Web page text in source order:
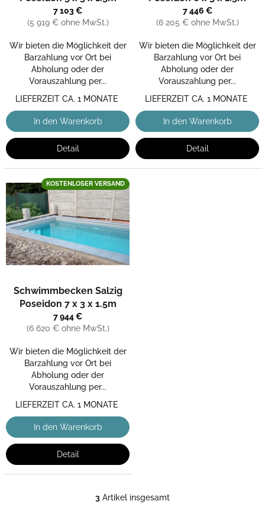
ist
4,7
5
Sternen.
7 103 €
(5 919 € ohne MwSt.)
Wir bieten die Möglichkeit der
Barzahlung vor Ort bei
Abholung oder der
Vorauszahlung per...
LIEFERZEIT CA. 1 MONATE
In den Warenkorb
Detail
ist
4,2
5
Sternen.
7 446 €
(6 205 € ohne MwSt.)
Wir bieten die Möglichkeit der
Barzahlung vor Ort bei
Abholung oder der
Vorauszahlung per...
LIEFERZEIT CA. 1 MONATE
In den Warenkorb
Detail
KOSTENLOSER VERSAND
durchschnittliche
Produktbewertung
ist
4,8
5
Sternen.
Schwimmbecken Salzig
Poseidon 7 x 3 x 1.5m
7 944 €
(6 620 € ohne MwSt.)
Wir bieten die Möglichkeit der
Barzahlung vor Ort bei
Abholung oder der
Vorauszahlung per...
LIEFERZEIT CA. 1 MONATE
In den Warenkorb
Detail
S
3 Artikel insgesamt